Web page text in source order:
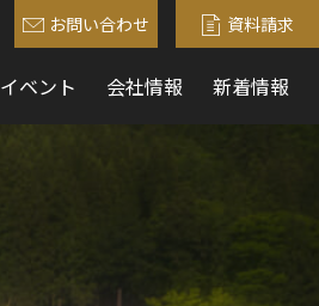
お問い合わせ 資料請求
イベント 会社情報 新着情報